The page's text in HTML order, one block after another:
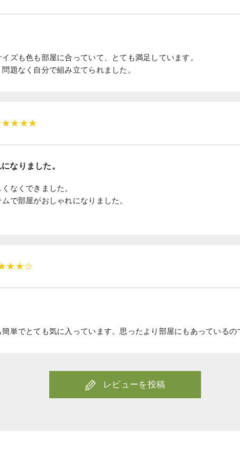
ズも色も部屋に合っていて、とても満足しています。
題なく自分で組み立てられました。
なりました。
なくできました。
で部屋がおしゃれになりました。
単でとても気に入っています。思ったより部屋にもあっているの
レビューを投稿